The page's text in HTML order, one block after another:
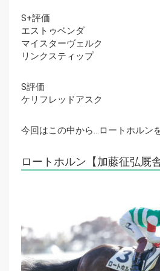
S+評価
エストゥベンダ
マイスターヴェルク
リンクスティップ
S評価
ケリフレッドアスク
今回はこの中から…ロートホルン
ロートホルン【加藤征弘厩舎